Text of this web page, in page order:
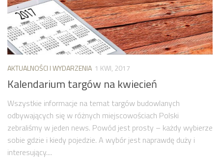
AKTUALNOŚCI I WYDARZENIA 1 KWI, 2017
Kalendarium targów na kwiecień
Wszystkie informacje na temat targów budowlanych
odbywających się w różnych miejscowościach Polski
zebraliśmy w jeden news. Powód jest prosty – każdy wybierze
sobie gdzie i kiedy pojedzie. A wybór jest naprawdę duży i
interesujący....